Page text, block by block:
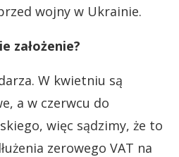
wojny w Ukrainie.
założenie?
W kwietniu są
a w czerwcu do
więc sądzimy, że to
zerowego VAT na